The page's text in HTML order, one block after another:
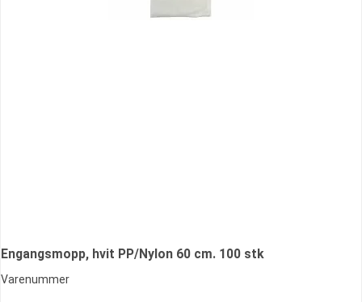
Engangsmopp, hvit PP/Nylon 60 cm. 100 stk
Varenummer